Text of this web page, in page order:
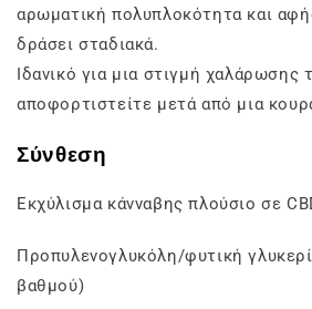
αρωματική πολυπλοκότητα και
δράσει σταδιακά.
Ιδανικό για μια στιγμή χαλάρωσης
αποφορτιστείτε μετά από μια
Σύνθεση
Εκχύλισμα κάνναβης πλούσιο σε
Προπυλενογλυκόλη/φυτική
βαθμού)